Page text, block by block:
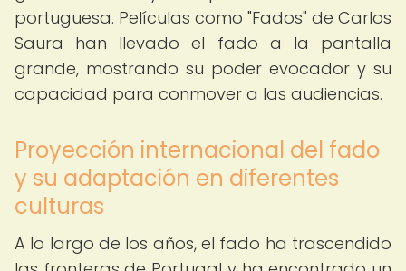
portuguesa. Películas como "Fados" de Carlos
Saura han llevado el fado a la pantalla
grande, mostrando su poder evocador y su
capacidad para conmover a las audiencias.
Proyección internacional del fado
y su adaptación en diferentes
culturas
A lo largo de los años, el fado ha trascendido